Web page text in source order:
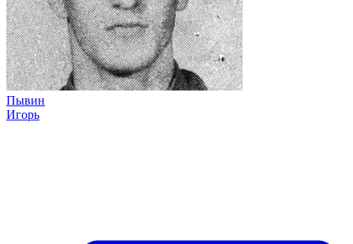
Пывин
Игорь